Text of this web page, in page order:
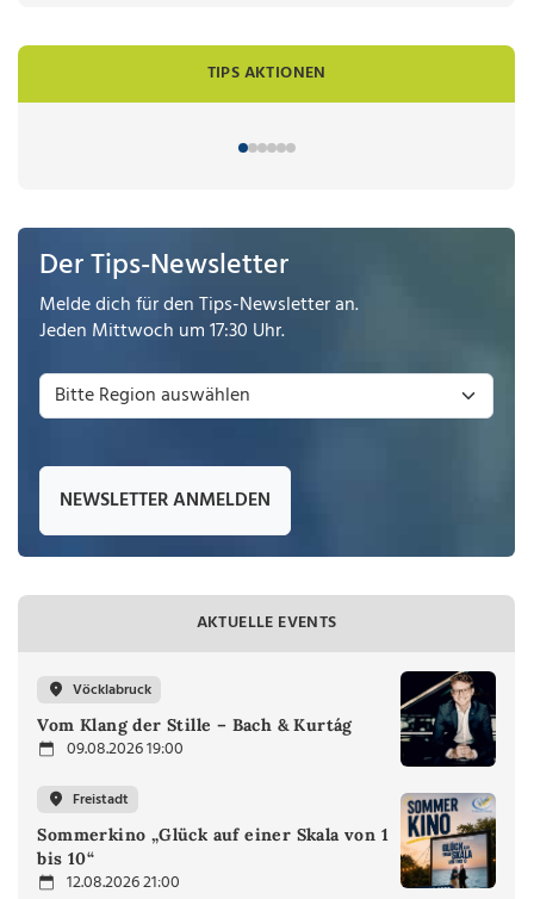
TIPS AKTIONEN
Der Tips-Newsletter
Melde dich für den Tips-Newsletter an.
Jeden Mittwoch um 17:30 Uhr.
NEWSLETTER ANMELDEN
AKTUELLE EVENTS
Vöcklabruck
Vom Klang der Stille – Bach & Kurtág
09.08.2026 19:00
Freistadt
Sommerkino „Glück auf einer Skala von 1
bis 10“
12.08.2026 21:00